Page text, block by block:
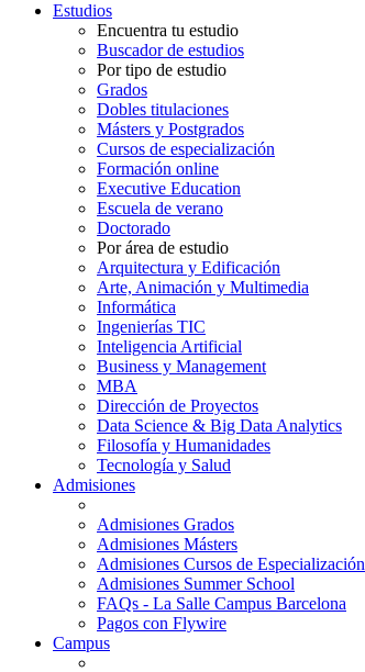
Estudios
Encuentra tu estudio
Buscador de estudios
Por tipo de estudio
Grados
Dobles titulaciones
Másters y Postgrados
Cursos de especialización
Formación online
Executive Education
Escuela de verano
Doctorado
Por área de estudio
Arquitectura y Edificación
Arte, Animación y Multimedia
Informática
Ingenierías TIC
Inteligencia Artificial
Business y Management
MBA
Dirección de Proyectos
Data Science & Big Data Analytics
Filosofía y Humanidades
Tecnología y Salud
Admisiones
Admisiones Grados
Admisiones Másters
Admisiones Cursos de Especialización
Admisiones Summer School
FAQs - La Salle Campus Barcelona
Pagos con Flywire
Campus